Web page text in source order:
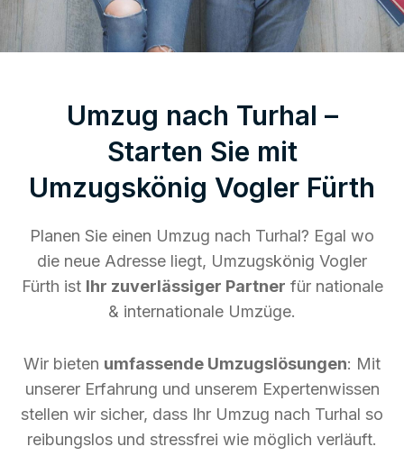
Umzug nach Turhal –
Starten Sie mit
Umzugskönig Vogler Fürth
Planen Sie einen Umzug nach Turhal? Egal wo
die neue Adresse liegt, Umzugskönig Vogler
Fürth ist Ihr zuverlässiger Partner für nationale
& internationale Umzüge.
Wir bieten umfassende Umzugslösungen: Mit
unserer Erfahrung und unserem Expertenwissen
stellen wir sicher, dass Ihr Umzug nach Turhal so
reibungslos und stressfrei wie möglich verläuft.